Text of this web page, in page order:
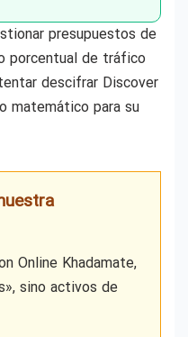
presupuestos de
porcentual de tráfico
descifrar Discover
matemático para su
Online Khadamate,
sino activos de